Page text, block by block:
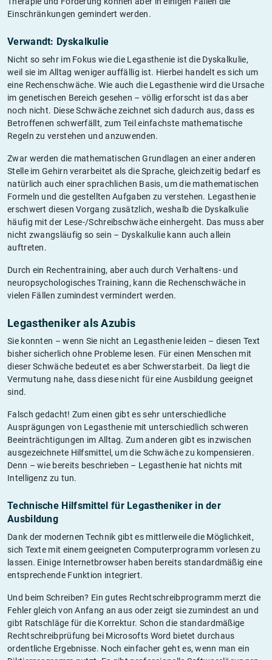
Einschränkungen gemindert werden.
Verwandt: Dyskalkulie
Nicht so sehr im Fokus wie die Legasthenie ist die Dyskalkulie,
weil sie im Alltag weniger auffällig ist. Hierbei handelt es sich um
eine Rechenschwäche. Wie auch die Legasthenie wird die Ursache
im genetischen Bereich gesehen – völlig erforscht ist das aber
noch nicht. Diese Schwäche zeichnet sich dadurch aus, dass es
Betroffenen schwerfällt, zum Teil einfachste mathematische
Regeln zu verstehen und anzuwenden.
Zwar werden die mathematischen Grundlagen an einer anderen
Stelle im Gehirn verarbeitet als die Sprache, gleichzeitig bedarf es
natürlich auch einer sprachlichen Basis, um die mathematischen
Formeln und die gestellten Aufgaben zu verstehen. Legasthenie
erschwert diesen Vorgang zusätzlich, weshalb die Dyskalkulie
häufig mit der Lese-/Schreibschwäche einhergeht. Das muss aber
nicht zwangsläufig so sein – Dyskalkulie kann auch allein
auftreten.
Durch ein Rechentraining, aber auch durch Verhaltens- und
neuropsychologisches Training, kann die Rechenschwäche in
vielen Fällen zumindest vermindert werden.
Legastheniker als Azubis
Sie konnten – wenn Sie nicht an Legasthenie leiden – diesen Text
bisher sicherlich ohne Probleme lesen. Für einen Menschen mit
dieser Schwäche bedeutet es aber Schwerstarbeit. Da liegt die
Vermutung nahe, dass diese nicht für eine Ausbildung geeignet
sind.
Falsch gedacht! Zum einen gibt es sehr unterschiedliche
Ausprägungen von Legasthenie mit unterschiedlich schweren
Beeinträchtigungen im Alltag. Zum anderen gibt es inzwischen
ausgezeichnete Hilfsmittel, um die Schwäche zu kompensieren.
Denn – wie bereits beschrieben – Legasthenie hat nichts mit
Intelligenz zu tun.
Technische Hilfsmittel für Legastheniker in der
Ausbildung
Dank der modernen Technik gibt es mittlerweile die Möglichkeit,
sich Texte mit einem geeigneten Computerprogramm vorlesen zu
lassen. Einige Internetbrowser haben bereits standardmäßig eine
entsprechende Funktion integriert.
Und beim Schreiben? Ein gutes Rechtschreibprogramm merzt die
Fehler gleich von Anfang an aus oder zeigt sie zumindest an und
gibt Ratschläge für die Korrektur. Schon die standardmäßige
Rechtschreibprüfung bei Microsofts Word bietet durchaus
ordentliche Ergebnisse. Noch einfacher geht es, wenn man ein